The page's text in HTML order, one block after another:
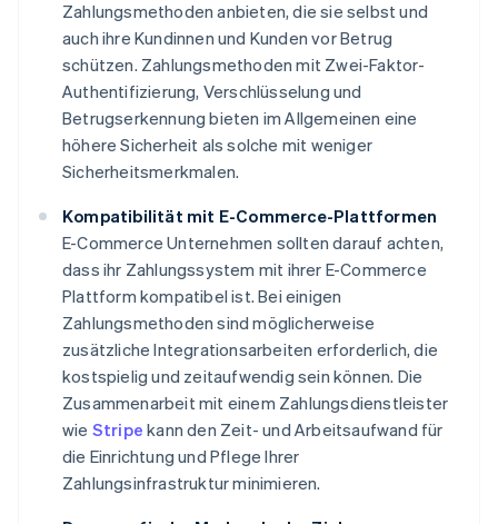
Zahlungsmethoden anbieten, die sie selbst und
auch ihre Kundinnen und Kunden vor Betrug
schützen. Zahlungsmethoden mit Zwei-Faktor-
Authentifizierung, Verschlüsselung und
Betrugserkennung bieten im Allgemeinen eine
höhere Sicherheit als solche mit weniger
Sicherheitsmerkmalen.
Kompatibilität mit E-Commerce-Plattformen
E-Commerce Unternehmen sollten darauf achten,
dass ihr Zahlungssystem mit ihrer E-Commerce
Plattform kompatibel ist. Bei einigen
Zahlungsmethoden sind möglicherweise
zusätzliche Integrationsarbeiten erforderlich, die
kostspielig und zeitaufwendig sein können. Die
Zusammenarbeit mit einem Zahlungsdienstleister
wie Stripe kann den Zeit- und Arbeitsaufwand für
die Einrichtung und Pflege Ihrer
Zahlungsinfrastruktur minimieren.